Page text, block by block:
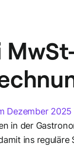
Dezember
in der
ins reguläre